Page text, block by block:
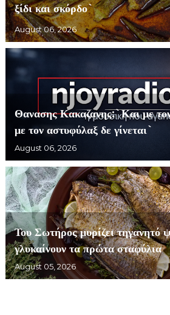
ξίδι και σκόρδο`
August 06, 2026
Θανασης Κακαζανης:`Και με
με τον αστυφύλαξ δε γίνεται`
August 06, 2026
Του Σωτήρος μυρίζει τηγανητό
γλυκαίνουν τα πρώτα σταφύλια
August 05, 2026